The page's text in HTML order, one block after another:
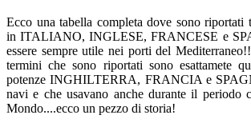
Ecco una tabella completa dove sono
in ITALIANO, INGLESE, FRANCESE e
essere sempre utile nei porti del
termini che sono riportati sono esattamete
potenze INGHILTERRA, FRANCIA e
navi e che usavano anche durante il periodo
Mondo....ecco un pezzo di storia!